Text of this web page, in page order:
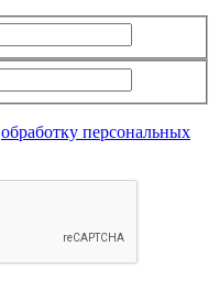
обработку персональных